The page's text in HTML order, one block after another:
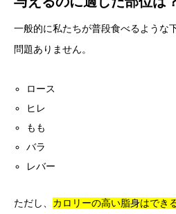
一般的に私たちが普段食べるような
問題ありません。
ロース
ヒレ
もも
バラ
レバー
ただし、 カロリーの高い脂身はでき